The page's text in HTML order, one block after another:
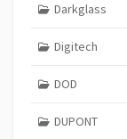
Darkglass
Digitech
DOD
DUPONT